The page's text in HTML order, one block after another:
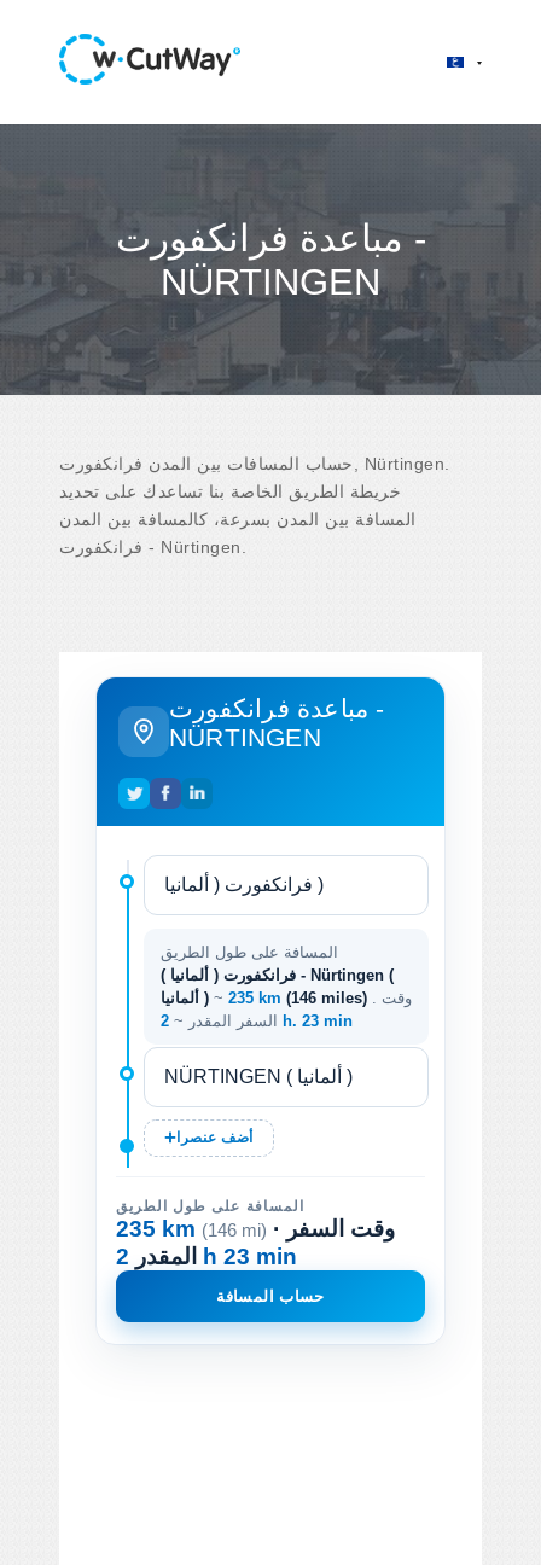
مباعدة فرانكفورت -
NÜRTINGEN
حساب المسافات بين المدن فرانكفورت, Nürtingen.
خريطة الطريق الخاصة بنا تساعدك على تحديد
المسافة بين المدن بسرعة، كالمسافة بين المدن
فرانكفورت - Nürtingen.
مباعدة فرانكفورت -
NÜRTINGEN
المسافة على طول الطريق
فرانكفورت ( ألمانيا ) - Nürtingen (
ألمانيا ) ~ 235 km (146 miles)
السفر المقدر ~ 2 h. 23 min
أضف عنصرا
المسافة على طول الطريق
235 km (146 mi) · وقت السفر
المقدر 2 h 23 min
حساب المسافة